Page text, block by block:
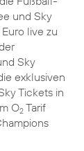
und Sky
live zu
Sky
exklusiven
Tickets in
O2Tarif